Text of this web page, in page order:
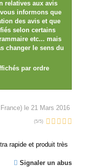
relatives aux avis
informons que
des avis et que
selon certains
etc... mais
changer le sens du
par ordre
le 21 Mars 2016
(5/5)
rapide et produit très
Signaler un abus